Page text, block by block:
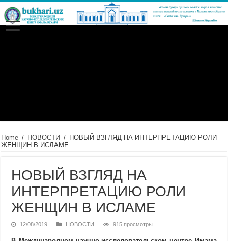
Home / НОВОСТИ / НОВЫЙ ВЗГЛЯД НА ИНТЕРПРЕТАЦИЮ РОЛИ
ЖЕНЩИН В ИСЛАМЕ
НОВЫЙ ВЗГЛЯД НА
ИНТЕРПРЕТАЦИЮ РОЛИ
ЖЕНЩИН В ИСЛАМЕ
12/08/2019 НОВОСТИ 915 просмотры